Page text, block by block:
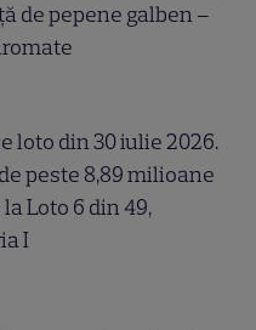
de pepene galben –
loto din 30 iulie 2026.
peste 8,89 milioane
Loto 6 din 49,
I